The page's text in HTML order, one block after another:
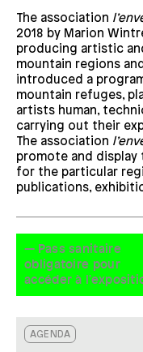
The association
2018 by Marion
producing artistic
mountain regions
introduced a
mountain refuges,
artists human,
carrying out their
The association
promote and
for the particular
publications,
— Pass sanitaire
obligatoire pour
accéder à
AGENDA